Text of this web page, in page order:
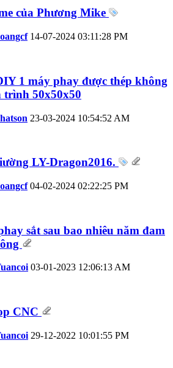
của Phương Mike
14-07-2024 03:11:28 PM
1 máy phay được thép không
50x50x50
23-03-2024 10:54:52 AM
LY-Dragon2016.
04-02-2024 02:22:25 PM
sắt sau bao nhiêu năm đam
03-01-2023 12:06:13 AM
CNC
29-12-2022 10:01:55 PM